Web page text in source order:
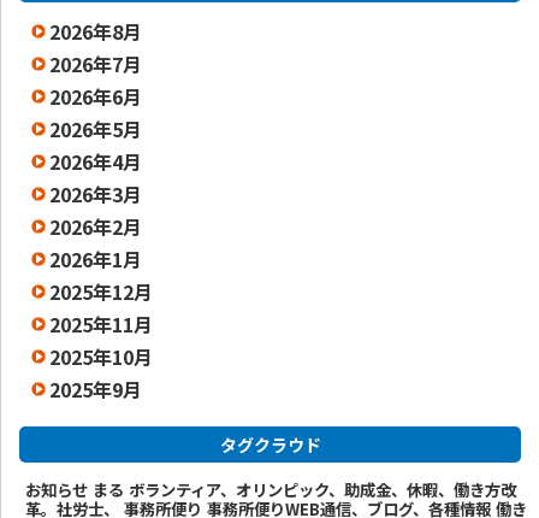
2026年8月
2026年7月
2026年6月
2026年5月
2026年4月
2026年3月
2026年2月
2026年1月
2025年12月
2025年11月
2025年10月
2025年9月
タグクラウド
お知らせ まる ボランティア、オリンピック、助成金、休暇、働き方改
革。社労士、
事務所便り 事務所便りWEB通信、ブログ、各種情報 働き